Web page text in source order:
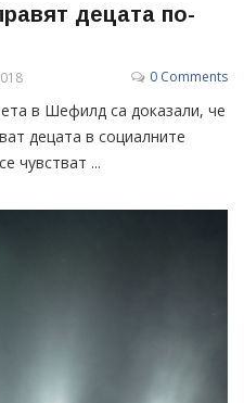
децата по-
0 Comments
в Шефилд са доказали, че
децата в социалните
чувстват ...